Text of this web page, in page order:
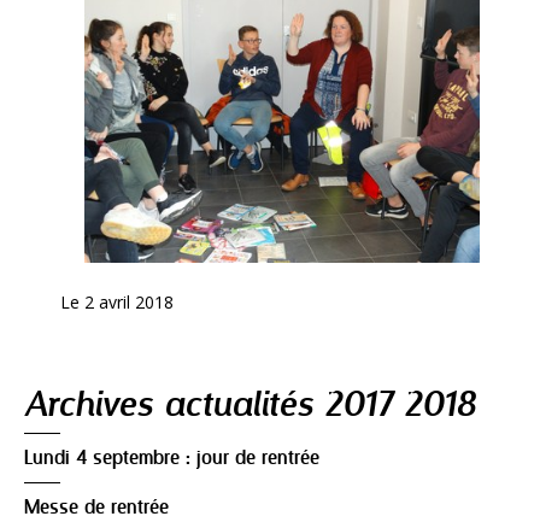
Le 2 avril 2018
Archives actualités 2017 2018
Lundi 4 septembre : jour de rentrée
Messe de rentrée